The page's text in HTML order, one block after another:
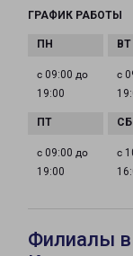
ГРАФИК РАБОТЫ
с 09:00 до
19:00
с
с 09:00 до
19:00
с
Филиалы в